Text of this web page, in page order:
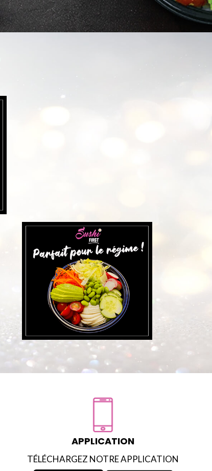
DÉCOUVRIR
APPLICATION
TÉLÉCHARGEZ NOTRE APPLICATION